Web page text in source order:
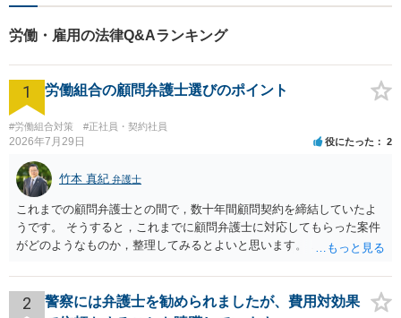
労働・雇用の法律Q&Aランキング
1 労働組合の顧問弁護士選びのポイント
#労働組合対策 #正社員・契約社員
2026年7月29日 役にたった 2
竹本 真紀 弁護士
これまでの顧問弁護士との間で，数十年間顧問契約を締結していたよ
うです。 そうすると，これまでに顧問弁護士に対応してもらった案件
がどのようなものか，整理してみるとよいと思います。 これにより，
事務所を比較した上で，弁護士と面談をする際，そのような案件に対
応してもらえるのかが重要だと思います。 ただ，組合員の相談内容に
2
警察には弁護士を勧められましたが、費用対効果